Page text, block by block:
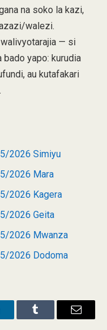
na soko la kazi,
walezi.
walivyotarajia — si
yapo: kurudia
au kutafakari
2026 Simiyu
2026 Mara
2026 Kagera
2026 Geita
2026 Mwanza
2026 Dodoma
Tumblr Email